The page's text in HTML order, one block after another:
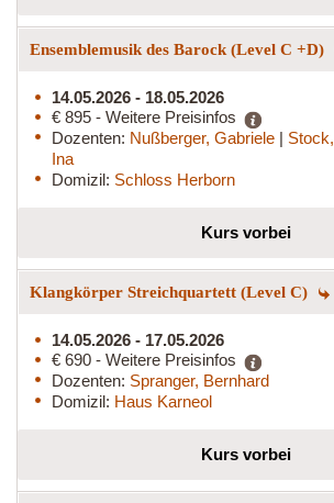
Ensemblemusik des Barock (Level C +D)
14.05.2026 - 18.05.2026
€ 895 - Weitere Preisinfos
Dozenten: Nußberger, Gabriele | Stock,
Ina
Domizil: Schloss Herborn
Kurs vorbei
Klangkörper Streichquartett (Level C)
14.05.2026 - 17.05.2026
€ 690 - Weitere Preisinfos
Dozenten: Spranger, Bernhard
Domizil: Haus Karneol
Kurs vorbei